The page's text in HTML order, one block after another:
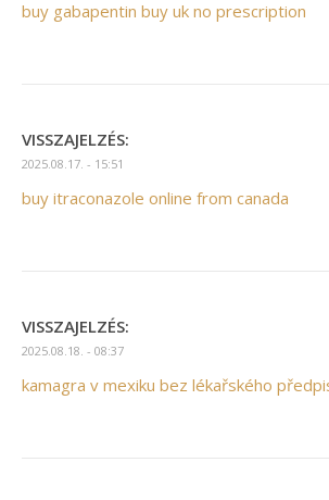
buy gabapentin buy uk no prescription
VISSZAJELZÉS:
2025.08.17. - 15:51
buy itraconazole online from canada
VISSZAJELZÉS:
2025.08.18. - 08:37
kamagra v mexiku bez lékařského